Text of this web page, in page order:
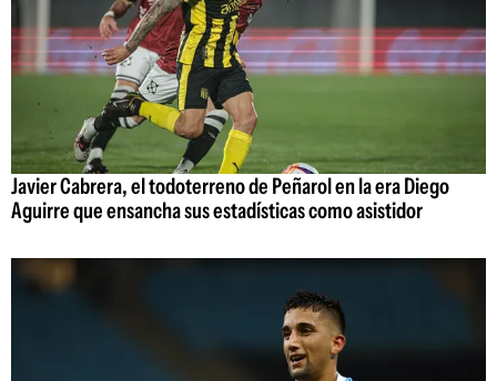
Javier Cabrera, el todoterreno de Peñarol en la era Diego
Aguirre que ensancha sus estadísticas como asistidor